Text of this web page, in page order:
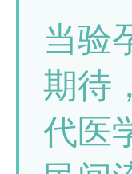
当验
期待
代医